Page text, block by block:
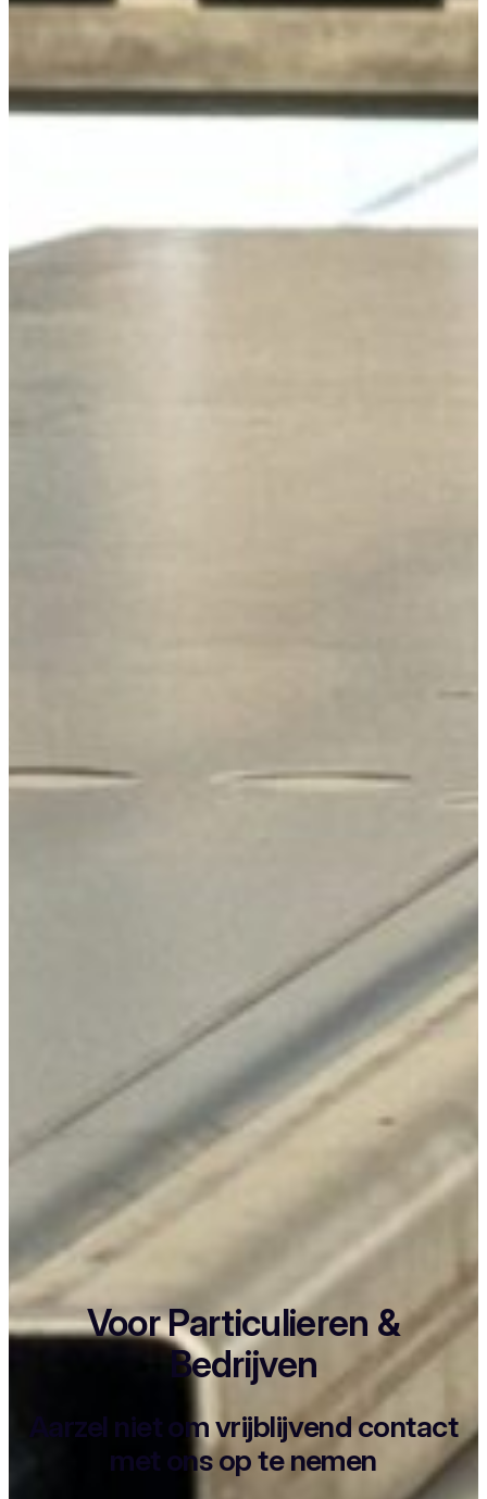
Voor Particulieren &
Bedrijven
Aarzel niet om vrijblijvend contact
met ons op te nemen